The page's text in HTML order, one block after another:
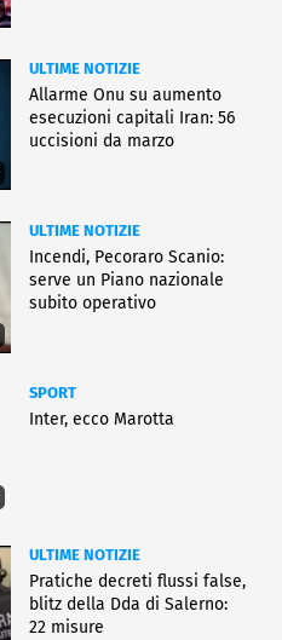
ULTIME NOTIZIE
Allarme Onu su aumento
esecuzioni capitali Iran: 56
uccisioni da marzo
ULTIME NOTIZIE
Incendi, Pecoraro Scanio:
serve un Piano nazionale
subito operativo
SPORT
Inter, ecco Marotta
ULTIME NOTIZIE
Pratiche decreti flussi false,
blitz della Dda di Salerno:
22 misure